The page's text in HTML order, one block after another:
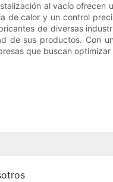
al vacío
de calor y un control
de diversas
de sus productos. Con
que buscan